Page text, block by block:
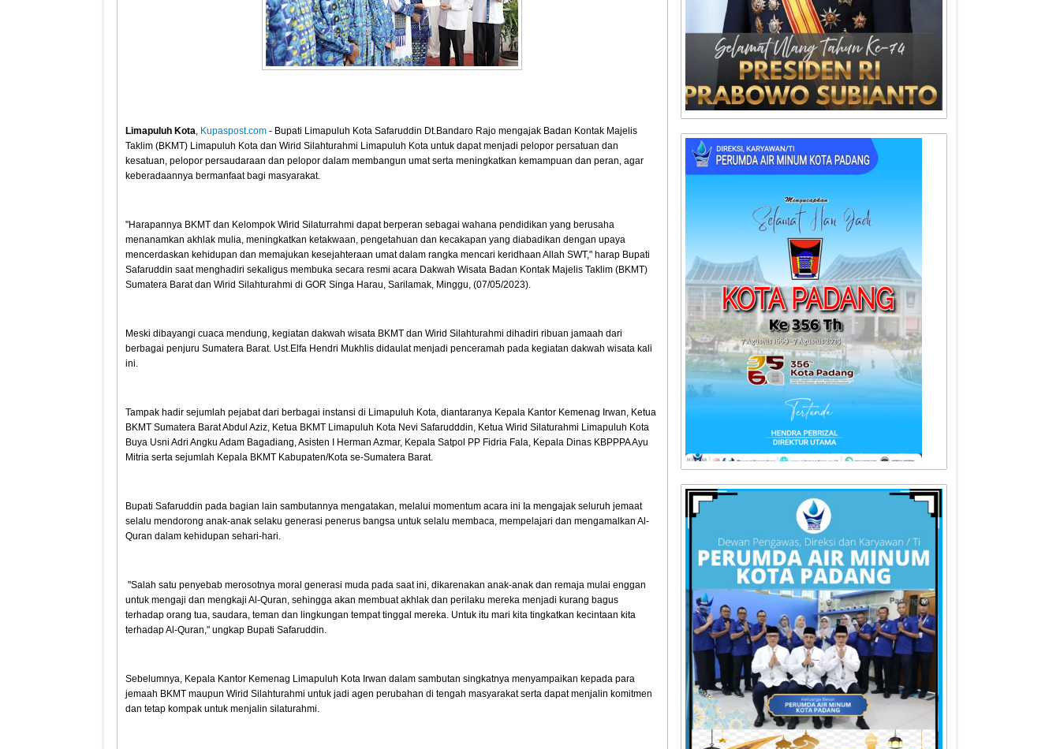
Limapuluh Kota, Kupaspost.com - Bupati Limapuluh Kota Safaruddin Dt.Bandaro Rajo mengajak Badan Kontak Majelis
Taklim (BKMT) Limapuluh Kota dan Wirid Silahturahmi Limapuluh Kota untuk dapat menjadi pelopor persatuan dan
kesatuan, pelopor persaudaraan dan pelopor dalam membangun umat serta meningkatkan kemampuan dan peran, agar
keberadaannya bermanfaat bagi masyarakat.
"Harapannya BKMT dan Kelompok Wirid Silaturrahmi dapat berperan sebagai wahana pendidikan yang berusaha
menanamkan akhlak mulia, meningkatkan ketakwaan, pengetahuan dan kecakapan yang diabadikan dengan upaya
mencerdaskan kehidupan dan memajukan kesejahteraan umat dalam rangka mencari keridhaan Allah SWT," harap Bupati
Safaruddin saat menghadiri sekaligus membuka secara resmi acara Dakwah Wisata Badan Kontak Majelis Taklim (BKMT)
Sumatera Barat dan Wirid Silahturahmi di GOR Singa Harau, Sarilamak, Minggu, (07/05/2023).
Meski dibayangi cuaca mendung, kegiatan dakwah wisata BKMT dan Wirid Silahturahmi dihadiri ribuan jamaah dari
berbagai penjuru Sumatera Barat. Ust.Elfa Hendri Mukhlis didaulat menjadi penceramah pada kegiatan dakwah wisata kali
ini.
Tampak hadir sejumlah pejabat dari berbagai instansi di Limapuluh Kota, diantaranya Kepala Kantor Kemenag Irwan, Ketua
BKMT Sumatera Barat Abdul Aziz, Ketua BKMT Limapuluh Kota Nevi Safarudddin, Ketua Wirid Silaturahmi Limapuluh Kota
Buya Usni Adri Angku Adam Bagadiang, Asisten I Herman Azmar, Kepala Satpol PP Fidria Fala, Kepala Dinas KBPPPA Ayu
Mitria serta sejumlah Kepala BKMT Kabupaten/Kota se-Sumatera Barat.
Bupati Safaruddin pada bagian lain sambutannya mengatakan, melalui momentum acara ini Ia mengajak seluruh jemaat
selalu mendorong anak-anak selaku generasi penerus bangsa untuk selalu membaca, mempelajari dan mengamalkan Al-
Quran dalam kehidupan sehari-hari.
"Salah satu penyebab merosotnya moral generasi muda pada saat ini, dikarenakan anak-anak dan remaja mulai enggan
untuk mengaji dan mengkaji Al-Quran, sehingga akan membuat akhlak dan perilaku mereka menjadi kurang bagus
terhadap orang tua, saudara, teman dan lingkungan tempat tinggal mereka. Untuk itu mari kita tingkatkan kecintaan kita
terhadap Al-Quran," ungkap Bupati Safaruddin.
Sebelumnya, Kepala Kantor Kemenag Limapuluh Kota Irwan dalam sambutan singkatnya menyampaikan kepada para
jemaah BKMT maupun Wirid Silahturahmi untuk jadi agen perubahan di tengah masyarakat serta dapat menjalin komitmen
dan tetap kompak untuk menjalin silaturahmi.